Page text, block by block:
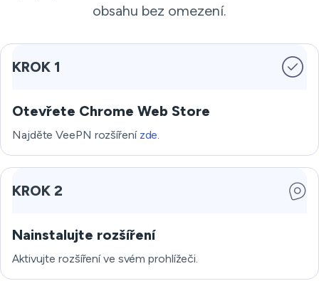
obsahu bez omezení.
KROK 1
Otevřete Chrome Web Store
Najděte VeePN rozšíření zde.
KROK 2
Nainstalujte rozšíření
Aktivujte rozšíření ve svém prohlížeči.